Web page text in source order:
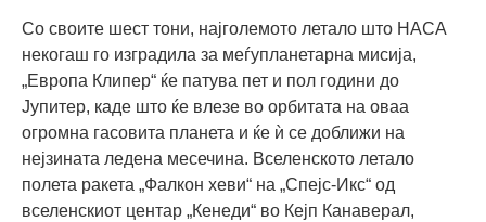
Со своите шест тони, најголемото летало што НАСА
некогаш го изградила за меѓупланетарна мисија,
„Европа Клипер“ ќе патува пет и пол години до
Јупитер, каде што ќе влезе во орбитата на оваа
огромна гасовита планета и ќе ѝ се доближи на
нејзината ледена месечина. Вселенското летало
полета ракета „Фалкон хеви“ на „Спејс-Икс“ од
вселенскиот центар „Кенеди“ во Кејп Канаверал,